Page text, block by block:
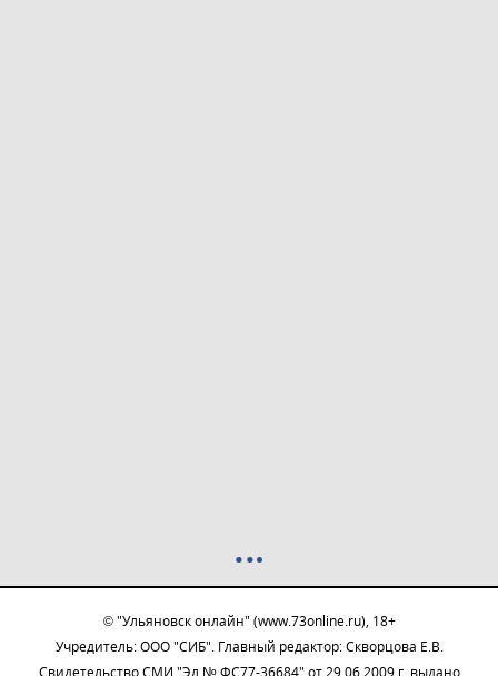
© "Ульяновск онлайн" (www.73online.ru), 18+
Учредитель: ООО "СИБ". Главный редактор: Скворцова Е.В.